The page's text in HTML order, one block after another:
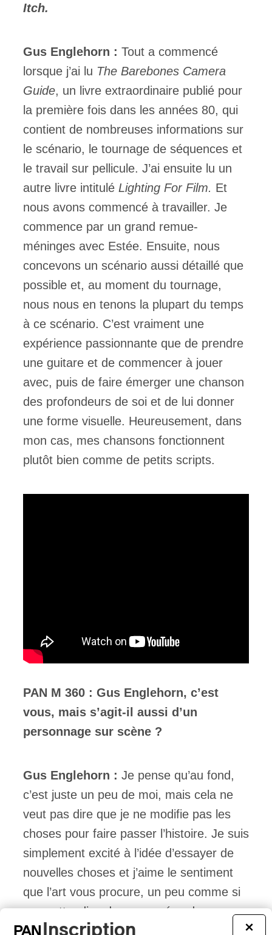
Itch.
Gus Englehorn : Tout a commencé
lorsque j’ai lu The Barebones Camera
Guide, un livre extraordinaire publié pour
la première fois dans les années 80, qui
contient de nombreuses informations sur
le scénario, le tournage de séquences et
le travail sur pellicule. J’ai ensuite lu un
autre livre intitulé Lighting For Film. Et
nous avons commencé à travailler. Je
commence par un grand remue-
méninges avec Estée. Ensuite, nous
concevons un scénario aussi détaillé que
possible et, au moment du tournage,
nous nous en tenons la plupart du temps
à ce scénario. C’est vraiment une
expérience passionnante que de prendre
une guitare et de commencer à jouer
avec, puis de faire émerger une chanson
des profondeurs de soi et de lui donner
une forme visuelle. Heureusement, dans
mon cas, mes chansons fonctionnent
plutôt bien comme de petits scripts.
PAN M 360 : Gus Englehorn, c’est
vous, mais s’agit-il aussi d’un
personnage sur scène ?
Gus Englehorn : Je pense qu’au fond,
c’est juste un peu de moi, mais cela ne
veut pas dire que je ne modifie pas les
choses pour faire passer l’histoire. Je suis
simplement excité à l’idée d’essayer de
nouvelles choses et j’aime le sentiment
que l’art vous procure, un peu comme si
vous attendiez dans un océan de
possibilités, de différentes façons de
×
Inscription